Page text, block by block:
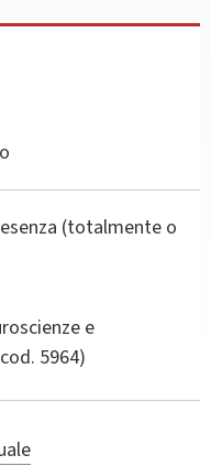
(totalmente o
e
5964)